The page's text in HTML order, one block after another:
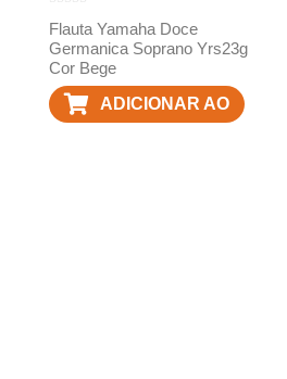
Flauta Yamaha Doce
Germanica Soprano Yrs23g
Cor Bege
ADICIONAR AO